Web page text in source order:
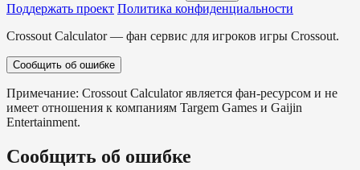
Поддержать проект Политика конфиденциальности
Crossout Calculator — фан сервис для игроков игры Crossout.
Сообщить об ошибке
Примечание: Crossout Calculator является фан-ресурсом и не
имеет отношения к компаниям Targem Games и Gaijin
Entertainment.
Сообщить об ошибке